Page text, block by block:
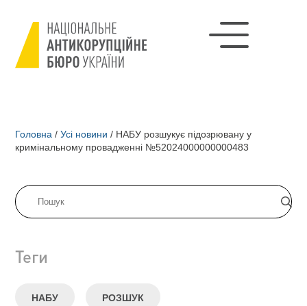
Головна / Усі новини / НАБУ розшукує підозрювану у
кримінальному провадженні №52024000000000483
Теги
НАБУ РОЗШУК